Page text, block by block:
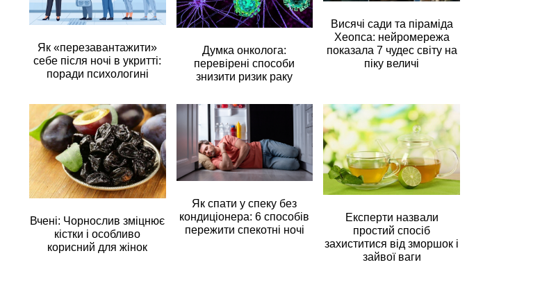
Як «перезавантажити»
себе після ночі в укритті:
поради психологині
Думка онколога:
перевірені способи
знизити ризик раку
Висячі сади та піраміда
Хеопса: нейромережа
показала 7 чудес світу на
піку величі
Вчені: Чорнослив зміцнює
кістки і особливо
корисний для жінок
Як спати у спеку без
кондиціонера: 6 способів
пережити спекотні ночі
Експерти назвали
простий спосіб
захиститися від зморшок і
зайвої ваги